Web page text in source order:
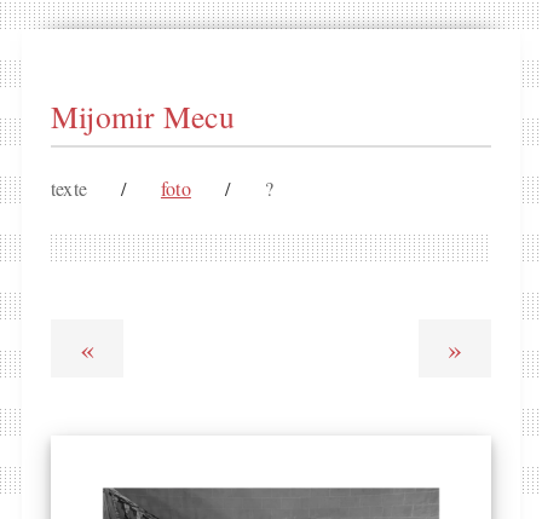
Mijomir Mecu
texte / foto / ?
« »